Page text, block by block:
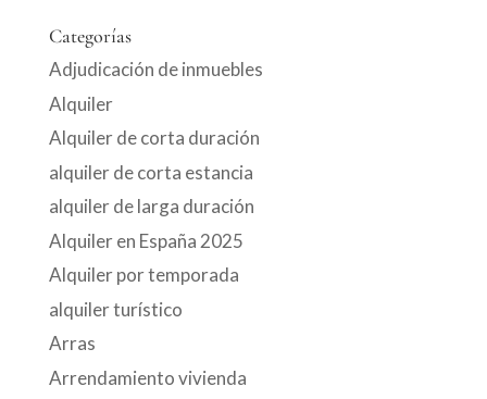
Categorías
Adjudicación de inmuebles
Alquiler
Alquiler de corta duración
alquiler de corta estancia
alquiler de larga duración
Alquiler en España 2025
Alquiler por temporada
alquiler turístico
Arras
Arrendamiento vivienda